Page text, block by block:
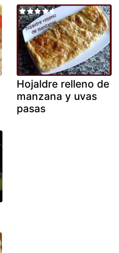
Hojaldre relleno de
manzana y uvas
pasas